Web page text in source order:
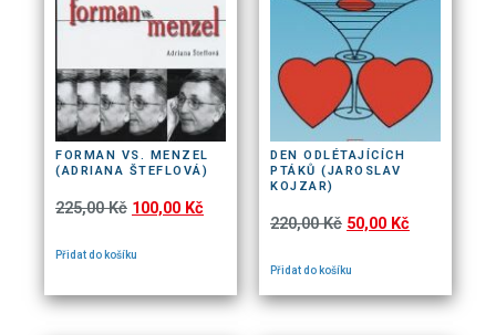
FORMAN VS. MENZEL
(ADRIANA ŠTEFLOVÁ)
225,00Kč 100,00 Kč
Přidat do košíku
DEN ODLÉTAJÍCÍCH
PTÁKŮ (JAROSLAV
KOJZAR)
220,00Kč 50,00 Kč
Přidat do košíku